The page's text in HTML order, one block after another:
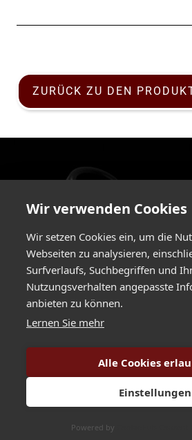
ZURÜCK ZU DEN
Greimelstraße 24a / 83236
+49 8642 596 580
info@hartlauer.de
Copyright Hartlauer Präzisions Elektronik GmbH.
imprint//data
Wir verwenden Cookies
Wir setzen Cookies ein, um die
Webseiten zu analysieren,
Surfverlaufs, Suchbegriffen und
Nutzungsverhalten angepasste
anbieten zu können.
Lernen Sie mehr
Alle Cookies
Einstellungen
Powered by